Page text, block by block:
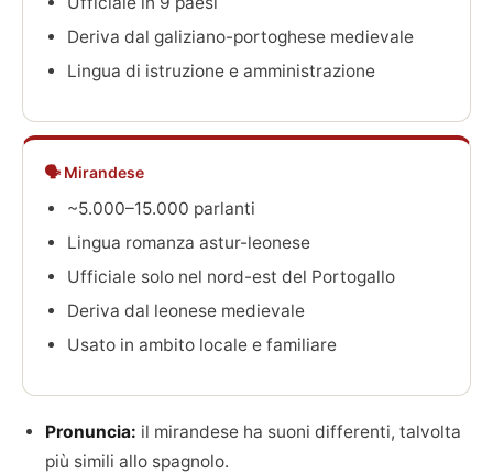
Deriva dal galiziano-portoghese medievale
Lingua di istruzione e amministrazione
🗣 Mirandese
~5.000–15.000 parlanti
Lingua romanza astur-leonese
Ufficiale solo nel nord-est del Portogallo
Deriva dal leonese medievale
Usato in ambito locale e familiare
Pronuncia: il mirandese ha suoni differenti, talvolta
più simili allo spagnolo.